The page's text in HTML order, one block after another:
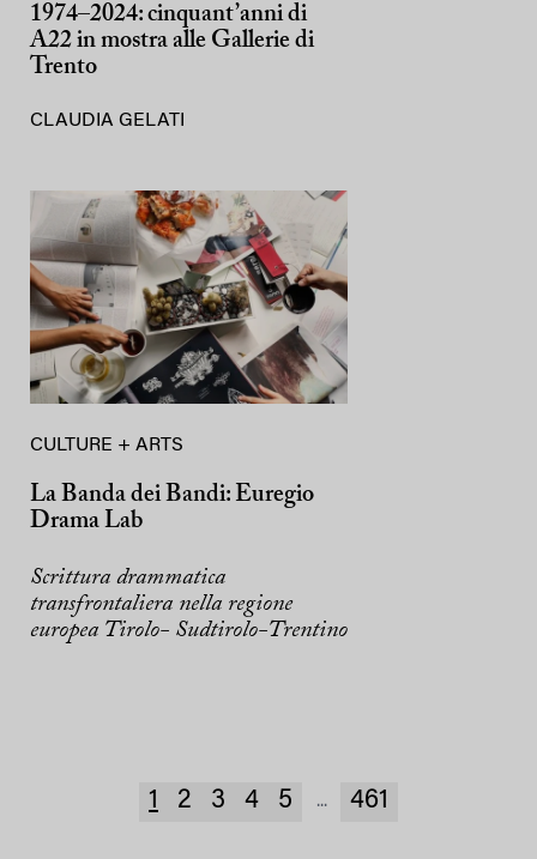
1974–2024: cinquant’anni di
A22 in mostra alle Gallerie di
Trento
CLAUDIA GELATI
CULTURE + ARTS
La Banda dei Bandi: Euregio
Drama Lab
Scrittura drammatica
transfrontaliera nella regione
europea Tirolo- Sudtirolo-Trentino
1 2 3 4 5 ... 461